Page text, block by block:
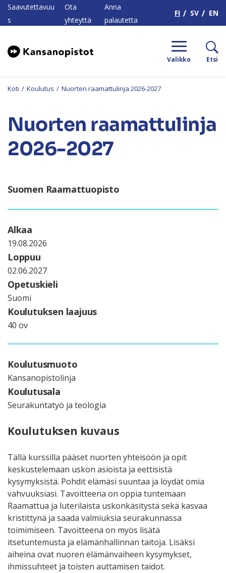
Saavutettavuu
s
Ota
yhteyttä
Anna
palautetta
FI SV EN
Valikko Etsi
Koti / Koulutus / Nuorten raamattulinja 2026-2027
Nuorten raamattulinja
2026-2027
Suomen Raamattuopisto
Alkaa
19.08.2026
Loppuu
02.06.2027
Opetuskieli
Suomi
Koulutuksen laajuus
40 ov
Koulutusmuoto
Kansanopistolinja
Koulutusala
Seurakuntatyö ja teologia
Koulutuksen kuvaus
Tällä kurssilla pääset nuorten yhteisöön ja opit
keskustelemaan uskon asioista ja eettisistä
kysymyksistä. Pohdit elämäsi suuntaa ja löydät omia
vahvuuksiasi. Tavoitteena on oppia tuntemaan
Raamattua ja luterilaista uskonkäsitystä sekä kasvaa
kristittynä ja saada valmiuksia seurakunnassa
toimimiseen. Tavoitteena on myös lisätä
itsetuntemusta ja elämänhallinnan taitoja. Lisäksi
aiheina ovat nuoren elämänvaiheen kysymykset,
ihmissuhteet ja toisten auttamisen taidot.